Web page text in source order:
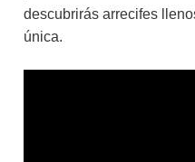
descubrirás arrecifes
única.